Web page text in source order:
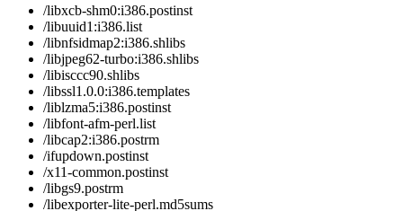
/libxcb-shm0:i386.postinst
/libuuid1:i386.list
/libnfsidmap2:i386.shlibs
/libjpeg62-turbo:i386.shlibs
/libisccc90.shlibs
/libssl1.0.0:i386.templates
/liblzma5:i386.postinst
/libfont-afm-perl.list
/libcap2:i386.postrm
/ifupdown.postinst
/x11-common.postinst
/libgs9.postrm
/libexporter-lite-perl.md5sums